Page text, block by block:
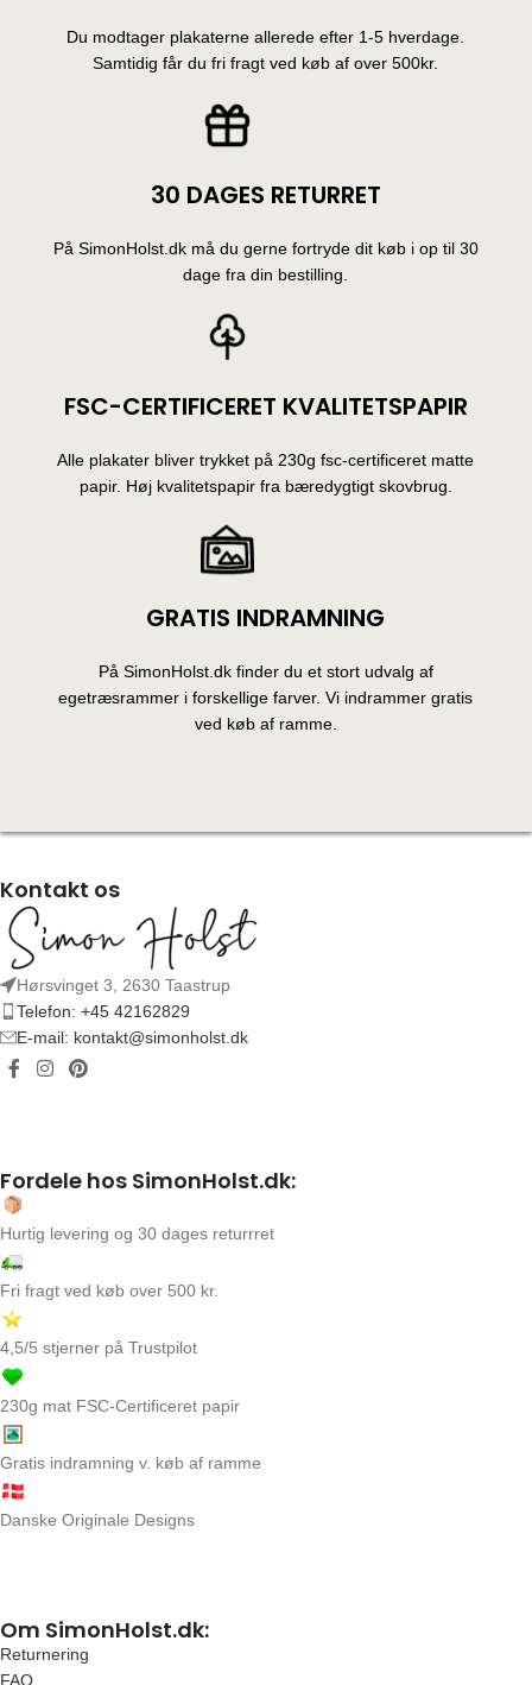
Du modtager plakaterne allerede efter 1-5 hverdage.
Samtidig får du fri fragt ved køb af over 500kr.
30 DAGES RETURRET
På SimonHolst.dk må du gerne fortryde dit køb i op til 30
dage fra din bestilling.
FSC-CERTIFICERET KVALITETSPAPIR
Alle plakater bliver trykket på 230g fsc-certificeret matte
papir. Høj kvalitetspapir fra bæredygtigt skovbrug.
GRATIS INDRAMNING
På SimonHolst.dk finder du et stort udvalg af
egetræsrammer i forskellige farver. Vi indrammer gratis
ved køb af ramme.
Kontakt os
Hørsvinget 3, 2630 Taastrup
Telefon: +45 42162829
E-mail: kontakt@simonholst.dk
Fordele hos SimonHolst.dk:
Hurtig levering og 30 dages returrret
Fri fragt ved køb over 500 kr.
4,5/5 stjerner på Trustpilot
230g mat FSC-Certificeret papir
Gratis indramning v. køb af ramme
Danske Originale Designs
Om SimonHolst.dk:
Returnering
FAQ